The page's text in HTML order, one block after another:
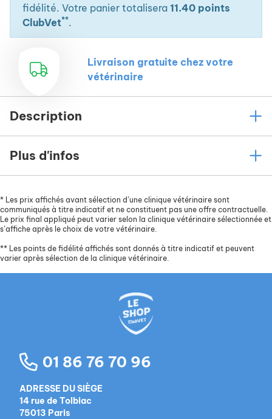
fidélité. Votre panier totalisera 11.40 points
ClubVet**.
Livraison gratuite chez votre
vétérinaire
Description
Plus d'infos
* Les prix affichés avant sélection d’une clinique vétérinaire sont
communiqués à titre indicatif et ne constituent pas une offre contractuelle.
Le prix final appliqué peut varier selon la clinique vétérinaire sélectionnée et
s’affiche après le choix de votre vétérinaire.
** Les points de fidélité affichés sont donnés à titre indicatif et peuvent
varier après sélection de la clinique vétérinaire.
01 86 76 70 96
ADRESSE DU SIÈGE
14 rue de Tolbiac
75013 Paris